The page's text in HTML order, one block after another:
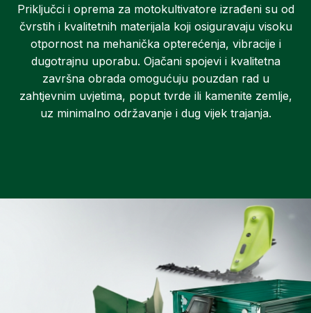
Priključci i oprema za motokultivatore izrađeni su od
čvrstih i kvalitetnih materijala koji osiguravaju visoku
otpornost na mehanička opterećenja, vibracije i
dugotrajnu uporabu. Ojačani spojevi i kvalitetna
završna obrada omogućuju pouzdan rad u
zahtjevnim uvjetima, poput tvrde ili kamenite zemlje,
uz minimalno održavanje i dug vijek trajanja.